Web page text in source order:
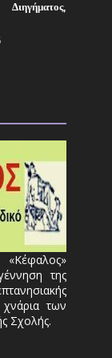
της
των
Σχολής.